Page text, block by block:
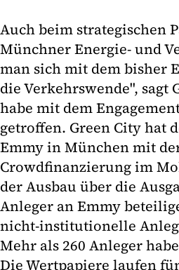
Auch beim strategischen
Münchner Energie- und
man sich mit dem bisher
die Verkehrswende", sagt
habe mit dem
getroffen. Green City hat
Emmy in München mit
Crowdfinanzierung im
der Ausbau über die
Anleger an Emmy
nicht-institutionelle
Mehr als 260 Anleger
Die Wertpapiere laufen